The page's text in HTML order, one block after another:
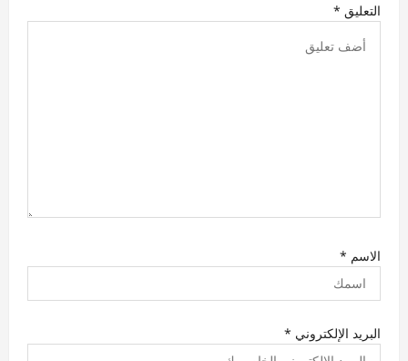
ت
التعليق *
الاسم *
البريد الإلكتروني *